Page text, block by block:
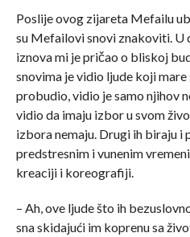
Poslije ovog zijareta Mefailu
su Mefailovi snovi znakoviti. U
iznova mi je pričao o bliskoj
snovima je vidio ljude koji mare
probudio, vidio je samo njihov
vidio da imaju izbor u svom
izbora nemaju. Drugi ih biraju i
predstresnim i vunenim
kreaciji i koreografiji.
– Ah, ove ljude što ih
sna skidajući im koprenu sa